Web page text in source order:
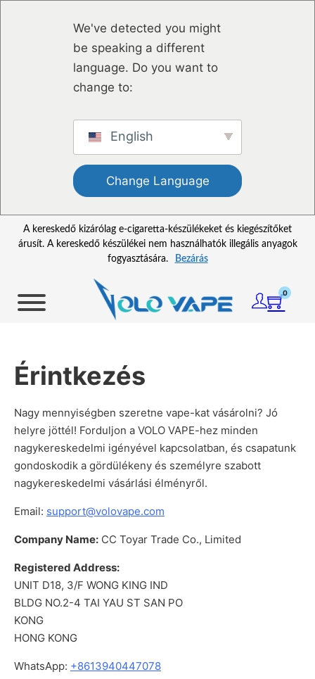
We've detected you might
be speaking a different
language. Do you want to
change to:
English
Change Language
A kereskedő kizárólag e-cigaretta-készülékeket és kiegészítőket
árusít. A kereskedő készülékei nem használhatók illegális anyagok
fogyasztására.
Bezárás
0
Érintkezés
Nagy mennyiségben szeretne vape-kat vásárolni? Jó
helyre jöttél! Forduljon a VOLO VAPE-hez minden
nagykereskedelmi igényével kapcsolatban, és csapatunk
gondoskodik a gördülékeny és személyre szabott
nagykereskedelmi vásárlási élményről.
Email: support@volovape.com
Company Name: CC Toyar Trade Co., Limited
Registered Address:
UNIT D18, 3/F WONG KING IND
BLDG NO.2-4 TAI YAU ST SAN PO
KONG
HONG KONG
WhatsApp: +8613940447078